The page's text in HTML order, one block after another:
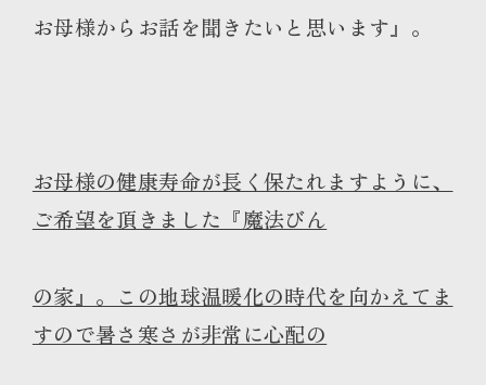
お母様からお話を聞きたいと思います』。
お母様の健康寿命が長く保たれますように、
ご希望を頂きました『魔法びん
の家』。この地球温暖化の時代を向かえてま
すので暑さ寒さが非常に心配の